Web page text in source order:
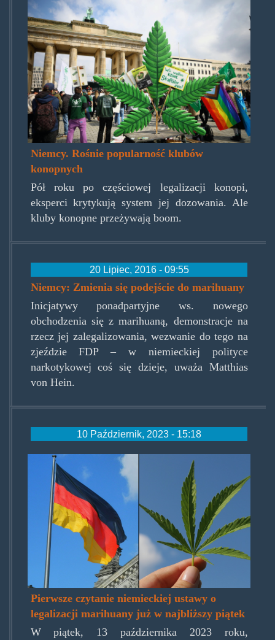
germancannaclubs.jpg
Niemcy. Rośnie popularność klubów
konopnych
Pół roku po częściowej legalizacji konopi,
eksperci krytykują system jej dozowania. Ale
kluby konopne przeżywają boom.
20 Lipiec, 2016 - 09:55
Niemcy: Zmienia się podejście do marihuany
Inicjatywy ponadpartyjne ws. nowego
obchodzenia się z marihuaną, demonstracje na
rzecz jej zalegalizowania, wezwanie do tego na
zjeździe FDP – w niemieckiej polityce
narkotykowej coś się dzieje, uważa Matthias
von Hein.
10 Październik, 2023 - 15:18
germany-marijuana.jpg
Pierwsze czytanie niemieckiej ustawy o
legalizacji marihuany już w najbliższy piątek
W piątek, 13 października 2023 roku,